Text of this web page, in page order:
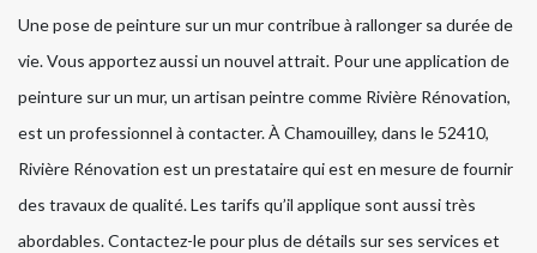
Une pose de peinture sur un mur contribue à rallonger sa durée de
vie. Vous apportez aussi un nouvel attrait. Pour une application de
peinture sur un mur, un artisan peintre comme Rivière Rénovation,
est un professionnel à contacter. À Chamouilley, dans le 52410,
Rivière Rénovation est un prestataire qui est en mesure de fournir
des travaux de qualité. Les tarifs qu’il applique sont aussi très
abordables. Contactez-le pour plus de détails sur ses services et